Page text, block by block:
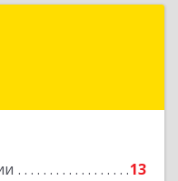
13
Юрий
Подробнее